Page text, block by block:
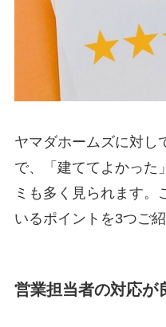
ヤマダホームズに対し
で、「建ててよかった
ミも多く見られます。
いるポイントを3つご紹
営業担当者の対応が